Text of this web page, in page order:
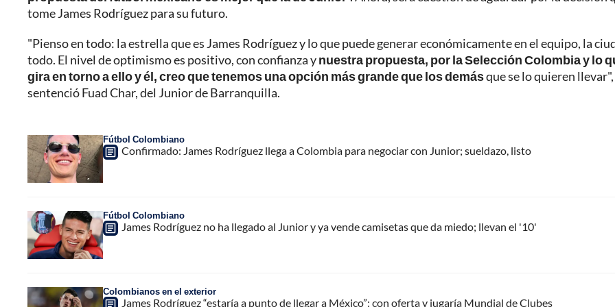
tome James Rodríguez para su futuro.
"Pienso en todo: la estrella que es James Rodríguez y lo que puede generar económicamente en el equipo, la
todo. El nivel de optimismo es positivo, con confianza ynuestra propuesta, por la Selección Colombia y lo
gira en torno a ello y él, creo que tenemos una opción más grande que los demásque se lo quieren llevar",
sentenció Fuad Char, del Junior de Barranquilla.
Fútbol Colombiano
Confirmado: James Rodríguez llega a Colombia para negociar con Junior; sueldazo, listo
Fútbol Colombiano
James Rodríguez no ha llegado al Junior y ya vende camisetas que da miedo; llevan el '10'
Colombianos en el exterior
James Rodríguez “estaría a punto de llegar a México”: con oferta y jugaría Mundial de Clubes